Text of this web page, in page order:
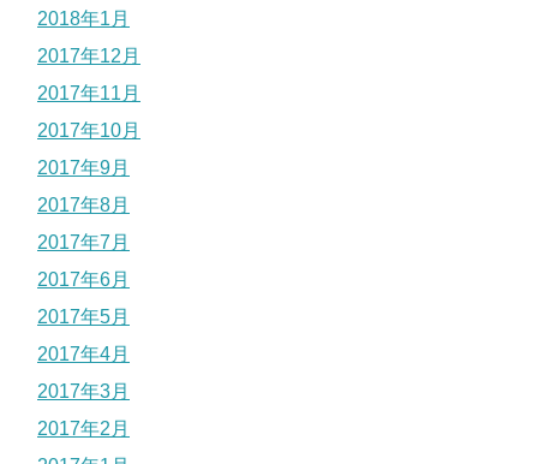
2018年1月
2017年12月
2017年11月
2017年10月
2017年9月
2017年8月
2017年7月
2017年6月
2017年5月
2017年4月
2017年3月
2017年2月